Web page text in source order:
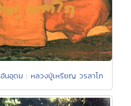
นอุดม : หลวงปู่เหรียญ วรลาโภ